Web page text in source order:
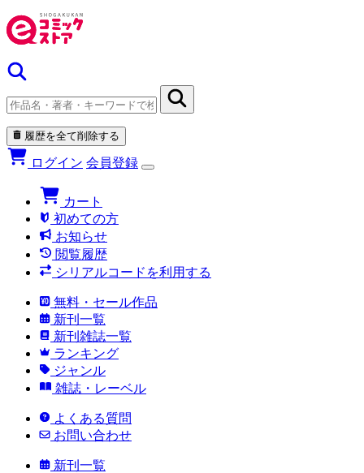
履歴を全て削除する
ログイン 会員登録
カート
初めての方
お知らせ
閲覧履歴
シリアルコードを利用する
無料・セール作品
新刊一覧
新刊雑誌一覧
ランキング
ジャンル
雑誌・レーベル
よくある質問
お問い合わせ
新刊一覧